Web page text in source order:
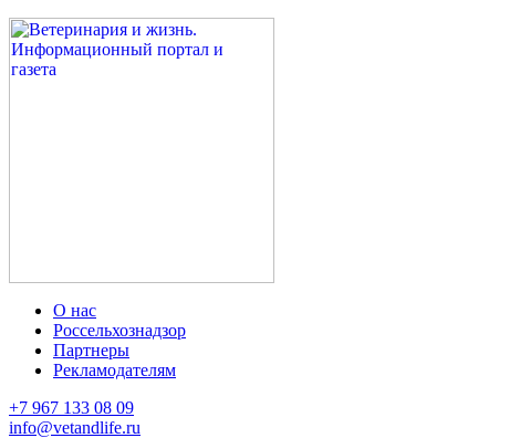
О нас
Россельхознадзор
Партнеры
Рекламодателям
+7 967 133 08 09
info@vetandlife.ru